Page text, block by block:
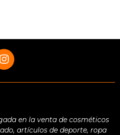
en la venta de cosméticos
artículos de deporte, ropa